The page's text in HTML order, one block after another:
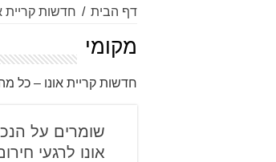
דף הבית / חדשות קריית
מקומי
חדשות קריית אונו – כל
שומרים על
אונו לרגעי